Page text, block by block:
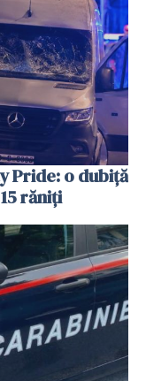
Pride: o dubiță
răniți